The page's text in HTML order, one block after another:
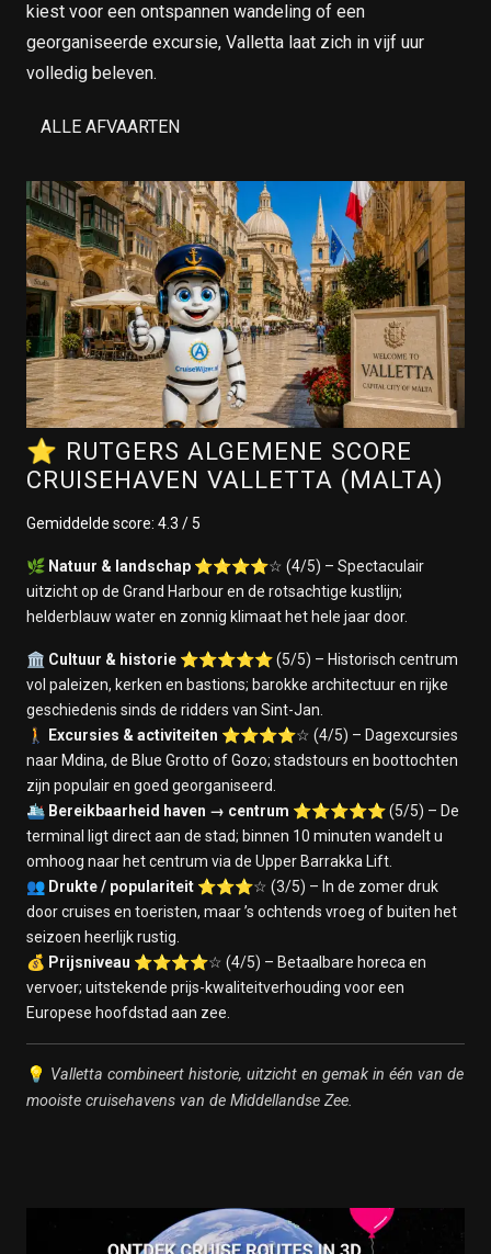
kiest voor een ontspannen wandeling of een
georganiseerde excursie, Valletta laat zich in vijf uur
volledig beleven.
ALLE AFVAARTEN
⭐ RUTGERS ALGEMENE SCORE
CRUISEHAVEN VALLETTA (MALTA)
Gemiddelde score: 4.3 / 5
🌿 Natuur & landschap ⭐⭐⭐⭐☆ (4/5) – Spectaculair
uitzicht op de Grand Harbour en de rotsachtige kustlijn;
helderblauw water en zonnig klimaat het hele jaar door.
🏛️ Cultuur & historie ⭐⭐⭐⭐⭐ (5/5) – Historisch centrum
vol paleizen, kerken en bastions; barokke architectuur en rijke
geschiedenis sinds de ridders van Sint-Jan.
🚶
Excursies & activiteiten ⭐⭐⭐⭐☆ (4/5) – Dagexcursies
naar Mdina, de Blue Grotto of Gozo; stadstours en boottochten
zijn populair en goed georganiseerd.
🛳️ Bereikbaarheid haven → centrum ⭐⭐⭐⭐⭐ (5/5) – De
terminal ligt direct aan de stad; binnen 10 minuten wandelt u
omhoog naar het centrum via de Upper Barrakka Lift.
👥 Drukte / populariteit ⭐⭐⭐☆ (3/5) – In de zomer druk
door cruises en toeristen, maar ’s ochtends vroeg of buiten het
seizoen heerlijk rustig.
💰 Prijsniveau ⭐⭐⭐⭐☆ (4/5) – Betaalbare horeca en
vervoer; uitstekende prijs-kwaliteitverhouding voor een
Europese hoofdstad aan zee.
💡 Valletta combineert historie, uitzicht en gemak in één van de
mooiste cruisehavens van de Middellandse Zee.